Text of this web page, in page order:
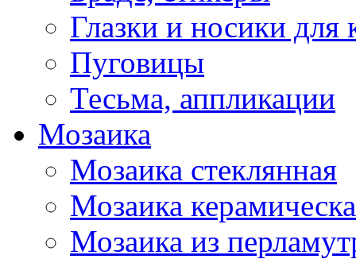
Глазки и носики для
Пуговицы
Тесьма, аппликации
Мозаика
Мозаика стеклянная
Мозаика
Мозаика из